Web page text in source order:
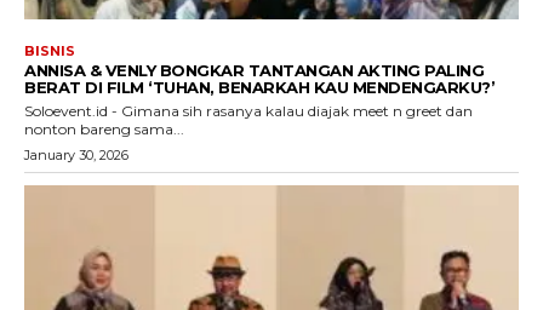
BISNIS
ANNISA & VENLY BONGKAR TANTANGAN AKTING PALING
BERAT DI FILM ‘TUHAN, BENARKAH KAU MENDENGARKU?’
Soloevent.id - Gimana sih rasanya kalau diajak meet n greet dan
nonton bareng sama...
January 30, 2026